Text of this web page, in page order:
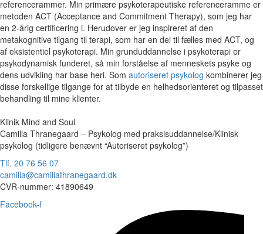
referencerammer. Min primære psykoterapeutiske referenceramme er
metoden ACT (Acceptance and Commitment Therapy), som jeg har
en 2-årig certificering i. Herudover er jeg inspireret af den
metakognitive tilgang til terapi, som har en del til fælles med ACT, og
af eksistentiel psykoterapi. Min grunduddannelse i psykoterapi er
psykodynamisk funderet, så min forståelse af menneskets psyke og
dens udvikling har base heri. Som autoriseret psykolog kombinerer jeg
disse forskellige tilgange for at tilbyde en helhedsorienteret og tilpasset
behandling til mine klienter.
Klinik Mind and Soul
Camilla Thranegaard – Psykolog med praksisuddannelse/Klinisk
psykolog (tidligere benævnt “Autoriseret psykolog”)
Tlf. 20 76 56 07
camilla@camillathranegaard.dk
CVR-nummer: 41890649
Facebook-f